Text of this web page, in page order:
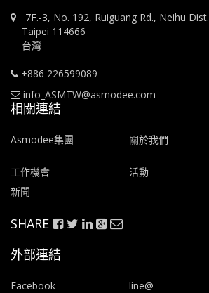
7F.-3, No. 192, Ruiguang Rd., Neihu Dist.
Taipei 114666
台灣
+886 226599089
info_ASMTW@asmodee.com
相關連結
Asmodee集團 關於我們
工作機會
活動
新聞
SHARE
外部連結
Facebook
line@